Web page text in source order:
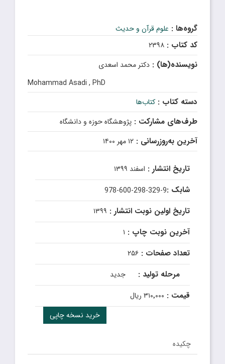
گروه‌ها : علوم قرآن و حدیث
کد کتاب : ۲۳۹۸
نویسنده(ها) : دکتر محمد اسعدی
Mohammad Asadi , PhD
دسته کتاب : کتاب‌ها
طرف‌های مشارکت : پژوهشگاه حوزه و دانشگاه
آخرین به‌روزرسانی : ۱۲ مهر ۱۴۰۰
تاریخ انتشار : اسفند ۱۳۹۹
شابک :978-600-298-329-9
تاریخ اولین نوبت انتشار : ۱۳۹۹
آخرین نوبت چاپ : ۱
تعداد صفحات : ۲۵۶
مرحله تولید : جدید
قیمت : ۳۱۰٬۰۰۰ ریال
خرید نسخه چاپی
چکیده